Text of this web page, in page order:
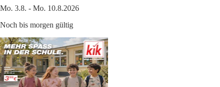
Mo. 3.8. - Mo. 10.8.2026
Noch bis morgen gültig